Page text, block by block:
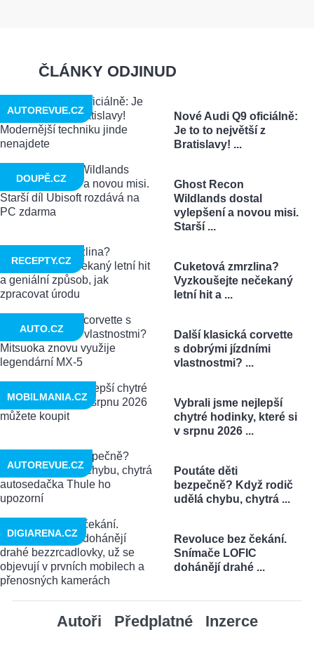
ČLÁNKY ODJINUD
Nové Audi Q9 oficiálně:
Je to to největší z
Bratislavy! ...
AUTOREVUE.CZ
Ghost Recon
Wildlands dostal
vylepšení a novou misi.
Starší ...
DOUPĚ.CZ
Cuketová zmrzlina?
Vyzkoušejte nečekaný
letní hit a ...
RECEPTY.CZ
Další klasická corvette
s dobrými jízdními
vlastnostmi? ...
AUTO.CZ
Vybrali jsme nejlepší
chytré hodinky, které si
v srpnu 2026 ...
MOBILMANIA.CZ
Poutáte děti
bezpečně? Když rodič
udělá chybu, chytrá ...
AUTOREVUE.CZ
Revoluce bez čekání.
Snímače LOFIC
dohánějí drahé ...
DIGIARENA.CZ
Autoři Předplatné Inzerce